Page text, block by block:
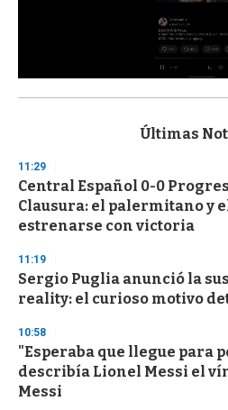
s
d
s
o
f
3
s
e
c
o
d
s
Últimas
11:29
Central Español 0-0
Clausura: el palermitano y
estrenarse con victoria
11:19
Sergio Puglia anunció la
reality: el curioso motivo
10:58
"Esperaba que llegue para
describía Lionel Messi el
Messi